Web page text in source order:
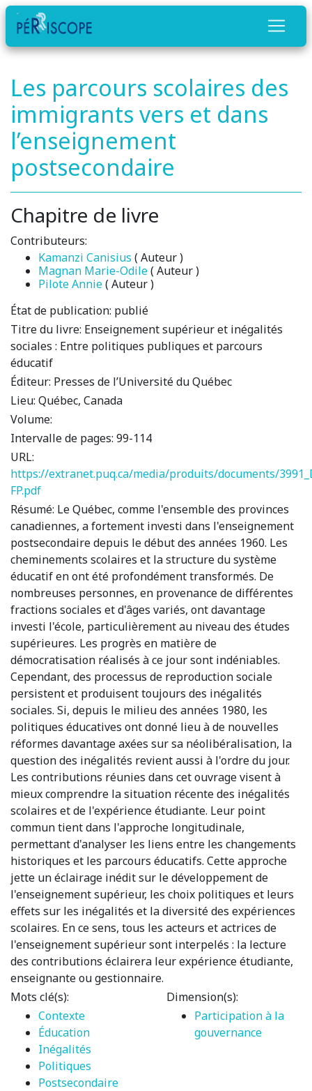
Les parcours scolaires des
immigrants vers et dans
l’enseignement
postsecondaire
Chapitre de livre
Contributeurs:
Kamanzi Canisius ( Auteur )
Magnan Marie-Odile( Auteur )
Pilote Annie( Auteur )
État de publication: publié
Titre du livre: Enseignement supérieur et inégalités
sociales : Entre politiques publiques et parcours
éducatif
Éditeur: Presses de l’Université du Québec
Lieu: Québec, Canada
Volume:
Intervalle de pages: 99-114
URL:
https://extranet.puq.ca/media/produits/documents/
FP.pdf
Résumé: Le Québec, comme l'ensemble des provinces
canadiennes, a fortement investi dans l'enseignement
postsecondaire depuis le début des années 1960. Les
cheminements scolaires et la structure du système
éducatif en ont été profondément transformés. De
nombreuses personnes, en provenance de différentes
fractions sociales et d'âges variés, ont davantage
investi l'école, particulièrement au niveau des études
supérieures. Les progrès en matière de
démocratisation réalisés à ce jour sont indéniables.
Cependant, des processus de reproduction sociale
persistent et produisent toujours des inégalités
sociales. Si, depuis le milieu des années 1980, les
politiques éducatives ont donné lieu à de nouvelles
réformes davantage axées sur sa néolibéralisation, la
question des inégalités revient aussi à l'ordre du jour.
Les contributions réunies dans cet ouvrage visent à
mieux comprendre la situation récente des inégalités
scolaires et de l'expérience étudiante. Leur point
commun tient dans l'approche longitudinale,
permettant d'analyser les liens entre les changements
historiques et les parcours éducatifs. Cette approche
jette un éclairage inédit sur le développement de
l'enseignement supérieur, les choix politiques et leurs
effets sur les inégalités et la diversité des expériences
scolaires. En ce sens, tous les acteurs et actrices de
l'enseignement supérieur sont interpelés : la lecture
des contributions éclairera leur expérience étudiante,
enseignante ou gestionnaire.
Mots clé(s):
Contexte
Éducation
Inégalités
Politiques
Postsecondaire
Dimension(s):
Participation à la
gouvernance